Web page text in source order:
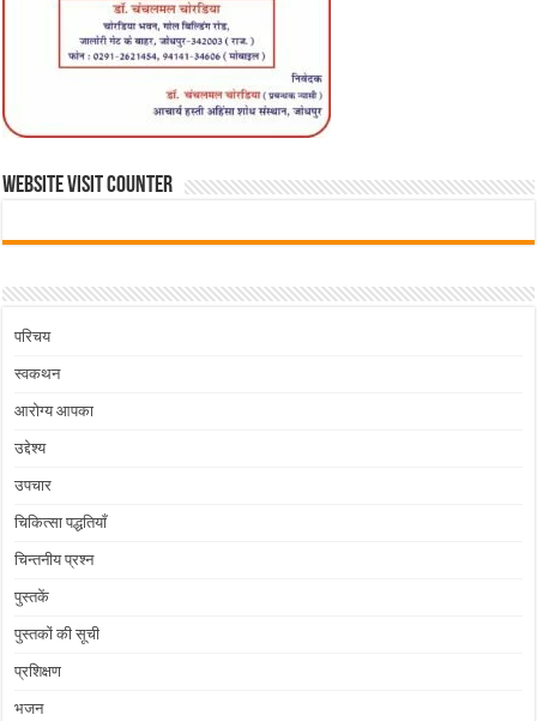
WEBSITE VISIT COUNTER
परिचय
स्वकथन
आरोग्य आपका
उद्देश्य
उपचार
चिकित्सा पद्धतियाँ
चिन्तनीय प्रश्न
पुस्तकें
पुस्तकों की सूची
प्रशिक्षण
भजन